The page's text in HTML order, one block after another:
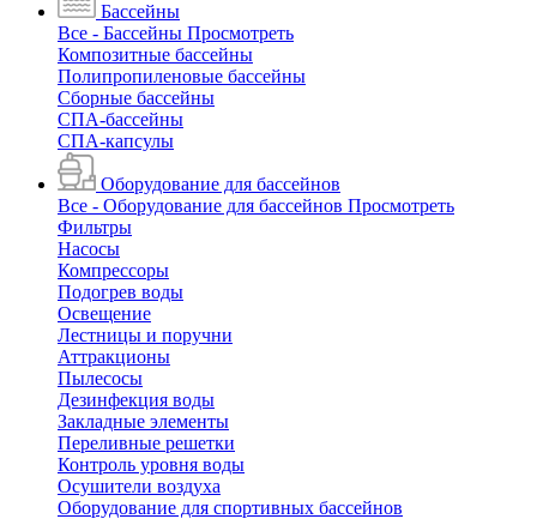
Бассейны
Все - Бассейны Просмотреть
Композитные бассейны
Полипропиленовые бассейны
Сборные бассейны
СПА-бассейны
СПА-капсулы
Оборудование для бассейнов
Все - Оборудование для бассейнов Просмотреть
Фильтры
Насосы
Компрессоры
Подогрев воды
Освещение
Лестницы и поручни
Аттракционы
Пылесосы
Дезинфекция воды
Закладные элементы
Переливные решетки
Контроль уровня воды
Осушители воздуха
Оборудование для спортивных бассейнов